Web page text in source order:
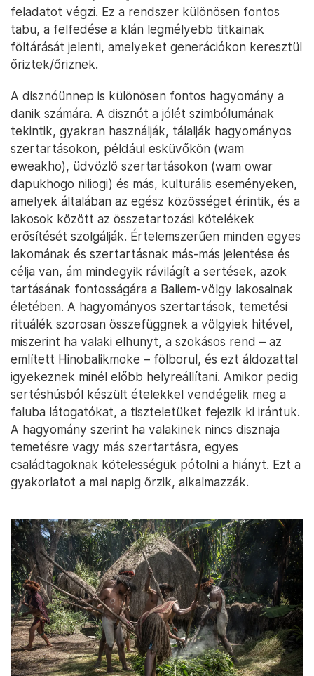
Évtizedekkel ezelőtt ezek a szempontok még
különösen fontosak voltak, hiszen a klán számára a
„Nagy ember” a titkok, a hagyományok és az
erőforrások őrzője, aki „biztosítja a
törzs szentnek vagy tabunak tartott tárgyait a
danik hagyományos házában, a Pilamóban őrzik, és
senki sem érintheti meg őket, csakis az, aki hivatott
a feladatok elosztására, meghatározására. A
hubulák hite szerint a feladatok rendszere a
Hinobalikmoke, amelyben mindenki a rá szabott
feladatot végzi. Ez a rendszer különösen fontos
tabu, a felfedése a klán legmélyebb titkainak
föltárását jelenti, amelyeket generációkon keresztül
őriztek/őriznek.
A disznóünnep is különösen fontos hagyomány a
danik számára. A disznót a jólét szimbólumának
tekintik, gyakran használják, tálalják hagyományos
szertartásokon, például esküvőkön (wam
eweakho), üdvözlő szertartásokon (wam owar
dapukhogo niliogi) és más, kulturális eseményeken,
amelyek általában az egész közösséget érintik, és a
lakosok között az összetartozási kötelékek
erősítését szolgálják. Értelemszerűen minden egyes
lakomának és szertartásnak más-más jelentése és
célja van, ám mindegyik rávilágít a sertések, azok
tartásának fontosságára a Baliem-völgy lakosainak
rituálék szorosan összefüggnek a völgyiek hitével,
miszerint ha valaki elhunyt, a szokásos rend – az
említett Hinobalikmoke – fölborul, és ezt áldozattal
igyekeznek minél előbb helyreállítani. Amikor pedig
sertéshúsból készült ételekkel vendégelik meg a
faluba látogatókat, a tiszteletüket fejezik ki irántuk.
A hagyomány szerint ha valakinek nincs disznaja
temetésre vagy más szertartásra, egyes
családtagoknak kötelességük pótolni a hiányt. Ezt a